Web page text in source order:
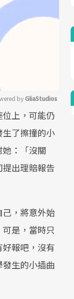
Mute
by GliaStudios
上，可能仍
了擦撞的小
：「沒關
出理賠報告
，將意外始
是，當時只
報吧，沒有
生的小插曲